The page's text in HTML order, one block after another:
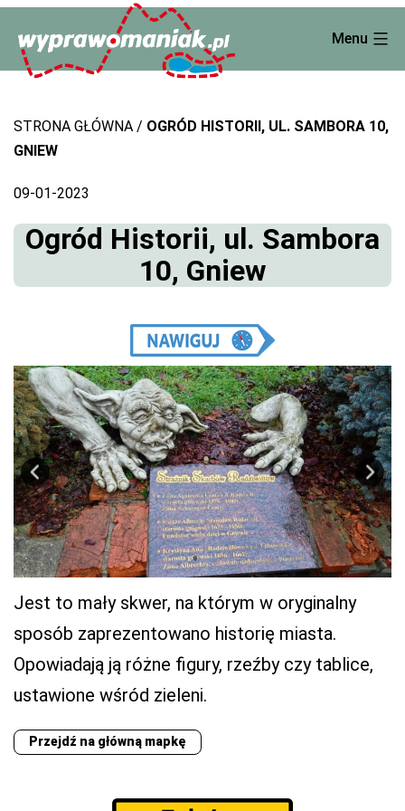
content
Menu
STRONA GŁÓWNA
OGRÓD HISTORII, UL. SAMBORA 10,
GNIEW
09-01-2023
Ogród Historii, ul. Sambora
10, Gniew
Jest to mały skwer, na którym w oryginalny
sposób zaprezentowano historię miasta.
Opowiadają ją różne figury, rzeźby czy tablice,
ustawione wśród zieleni.
Przejdź na główną mapkę